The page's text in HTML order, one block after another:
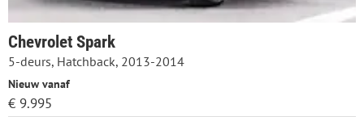
Chevrolet Spark
5-deurs, Hatchback, 2013-2014
Nieuw vanaf
€ 9.995